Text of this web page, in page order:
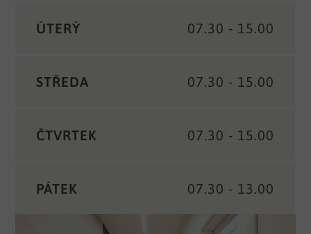
ÚTERÝ 07.30 - 15.00
STŘEDA 07.30 - 15.00
ČTVRTEK 07.30 - 15.00
PÁTEK 07.30 - 13.00